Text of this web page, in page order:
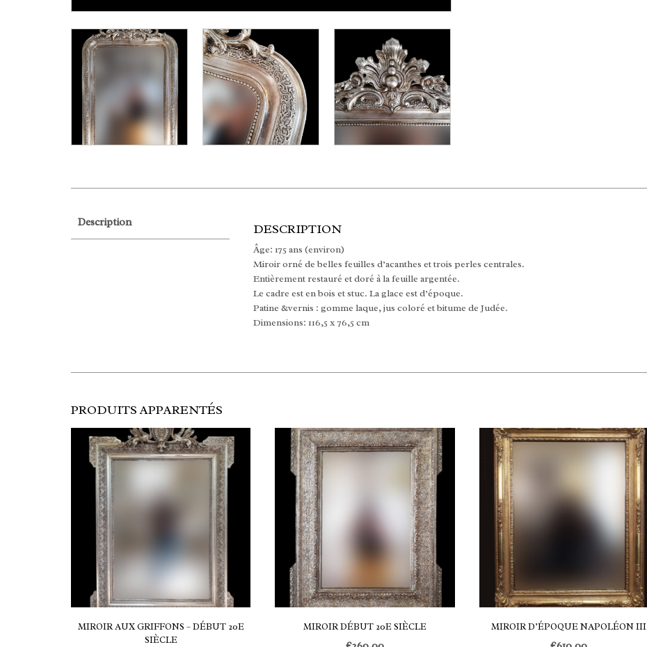
Description DESCRIPTION
Âge: 175 ans (environ)
Miroir orné de belles feuilles d’acanthes et trois perles centrales.
Entièrement restauré et doré à la feuille argentée.
Le cadre est en bois et stuc. La glace est d’époque.
Patine &vernis : gomme laque, jus coloré et bitume de Judée.
Dimensions: 116,5 x 76,5 cm
PRODUITS APPARENTÉS
MIROIR AUX GRIFFONS – DÉBUT 20E
SIÈCLE
MIROIR DÉBUT 20E SIÈCLE MIROIR D’ÉPOQUE NAPOLÉON III